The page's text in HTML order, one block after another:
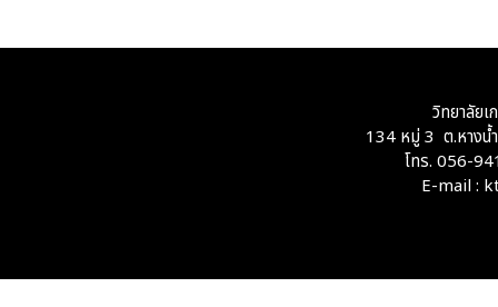
วิทยาลัยเ
134 หมู่ 3 ต.หางน้
โทร. 056-
E-mail :